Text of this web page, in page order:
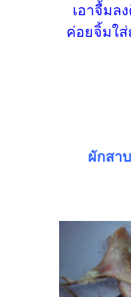
เอาจื้มล
ค่อยจิ้มใส่
ผักสา